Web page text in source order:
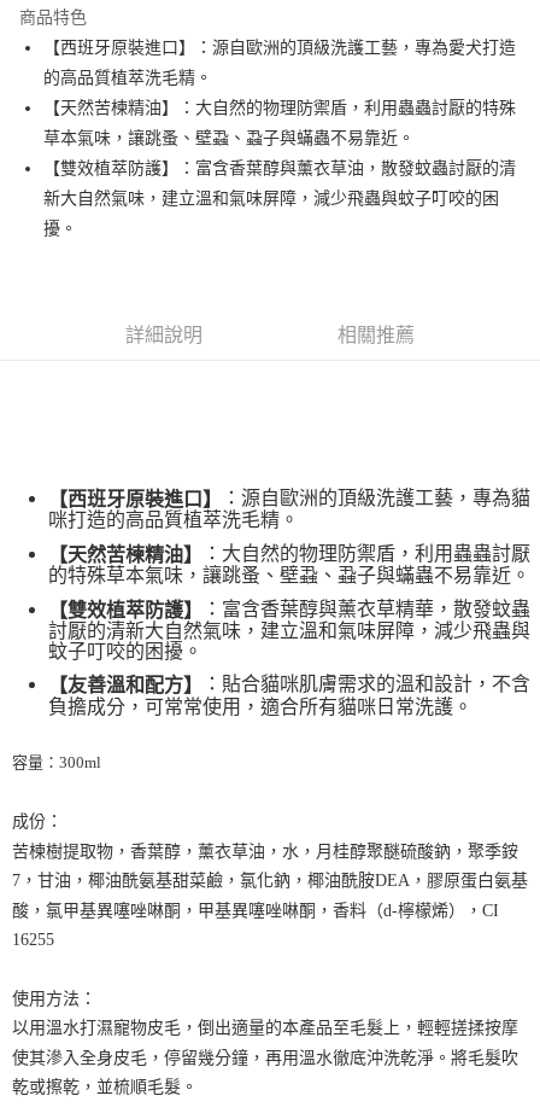
悠遊付
AFTEE先享後付
相關說明
【關於「AFTEE先享後付」】
AFTEE先享後付是「在收到商品之後才付款」的支付方式。 讓您購物簡單
便利好安心！
１．簡單：不需註冊會員、不需綁卡、不需儲值。
２．便利：只要手機號碼，簡訊認證，即可結帳。
結帳頁面，進行簡訊認證並確認金額後，即可完成結帳。
※ 交易是否成功請以「AFTEE先享後付 」之結帳頁面顯示為準，若有關於
是否繳費成功／繳費後需取消欲退款等相關疑問，請聯繫「AFTEE先享後付
客戶支援中心」 https://netprotections.freshdesk.com/support/home
【注意事項】
１．透過由恩沛科技股份有限公司提供之「AFTEE先享後付」服務完成之交
易，需依本服務之必要範圍內提供個人資料，並將交易相關給付款項請求債
權轉讓予恩沛科技股份有限公司。
２．關於個人資料處理事宜，請瀏覽以下網址：
https://aftee.tw/terms/#terms3
３．未成年的使用者請事先徵得法定代理人或監護人之同意方可使用
任。
４．使用「AFTEE先享後付」時，將依據個別帳號之用戶狀況，依本公司即
請求用戶進行身份認證。
恩沛科技股份有限公司將有權停止該用戶之使用額度並採取法律行動。
ATM付款
運送方式
外島配送（黑貓宅急便－澎湖、金門、馬祖、綠島）
商品特色
【西班牙原裝進口】：源自歐洲的頂級洗護工藝，專為愛犬打造
的高品質植萃洗毛精。
【天然苦楝精油】：大自然的物理防禦盾，利用蟲蟲討厭的特殊
草本氣味，讓跳蚤、壁蝨、蝨子與蟎蟲不易靠近。
【雙效植萃防護】：富含香葉醇與薰衣草油，散發蚊蟲討厭的清
新大自然氣味，建立溫和氣味屏障，減少飛蟲與蚊子叮咬的困
擾。
詳細說明 相關推薦
【西班牙原裝進口】
：源自歐洲的頂級洗護工藝，專為貓
咪打造的高品質植萃洗毛精。
【天然苦楝精油】
：大自然的物理防禦盾，利用蟲蟲討厭
的特殊草本氣味，讓跳蚤、壁蝨、蝨子與蟎蟲不易靠近。
【雙效植萃防護】
：富含香葉醇與薰衣草精華，散發蚊蟲
討厭的清新大自然氣味，建立溫和氣味屏障，減少飛蟲與
蚊子叮咬的困擾。
【友善溫和配方】
：貼合貓咪肌膚需求的溫和設計，不含
負擔成分，可常常使用，適合所有貓咪日常洗護。
容量：300ml
成份：
苦楝樹提取物，香葉醇，薰衣草油，水，月桂醇聚醚硫酸鈉，聚季銨
7，甘油，椰油酰氨基甜菜鹼，氯化鈉，椰油酰胺DEA，膠原蛋白氨基
酸，氯甲基異噻唑啉酮，甲基異噻唑啉酮，香料（d-檸檬烯），CI
16255
使用方法：
以用溫水打濕寵物皮毛，倒出適量的本產品至毛髮上，輕輕搓揉按摩
使其滲入全身皮毛，停留幾分鐘，再用溫水徹底沖洗乾淨。將毛髮吹
乾或擦乾，並梳順毛髮。